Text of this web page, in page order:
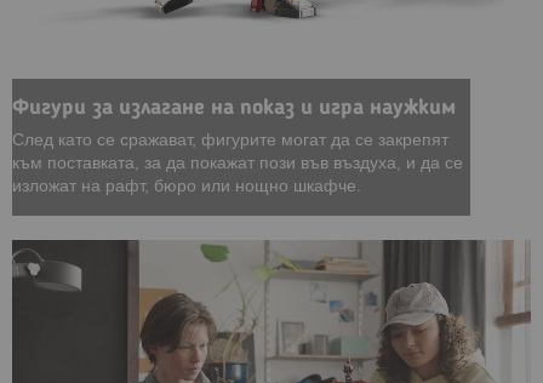
Фигури за излагане на показ и игра наужким
След като се сражават, фигурите могат да се закрепят
към поставката, за да покажат пози във въздуха, и да се
изложат на рафт, бюро или нощно шкафче.